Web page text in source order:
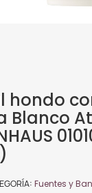
hondo
Blanco
Fuentes y